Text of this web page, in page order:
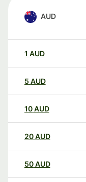
AUD
1 AUD
5 AUD
10AUD
20AUD
50AUD